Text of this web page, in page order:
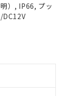
）, IP66, プッ
DC12V